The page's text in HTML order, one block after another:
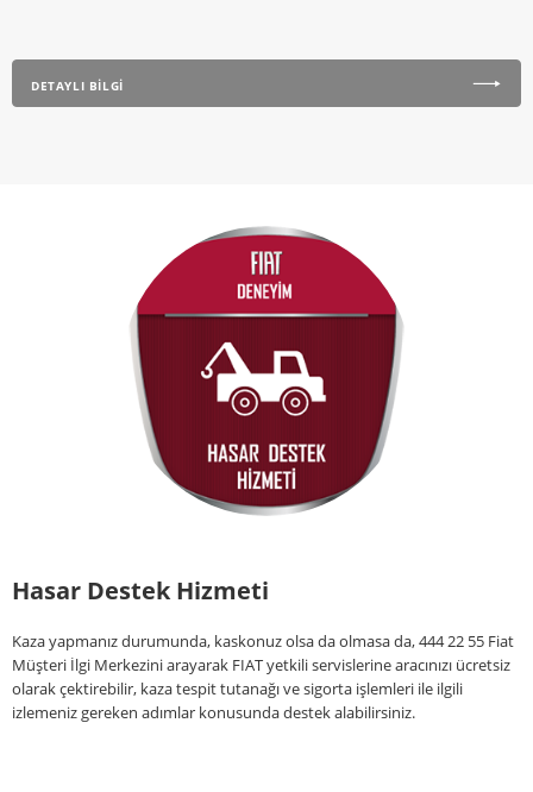
DETAYLI BİLGİ
Hasar Destek Hizmeti
Kaza yapmanız durumunda, kaskonuz olsa da olmasa da, 444 22 55 Fiat
Müşteri İlgi Merkezini arayarak FIAT yetkili servislerine aracınızı ücretsiz
olarak çektirebilir, kaza tespit tutanağı ve sigorta işlemleri ile ilgili
izlemeniz gereken adımlar konusunda destek alabilirsiniz.